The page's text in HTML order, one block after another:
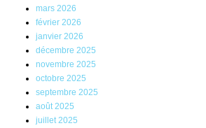
mars 2026
février 2026
janvier 2026
décembre 2025
novembre 2025
octobre 2025
septembre 2025
août 2025
juillet 2025